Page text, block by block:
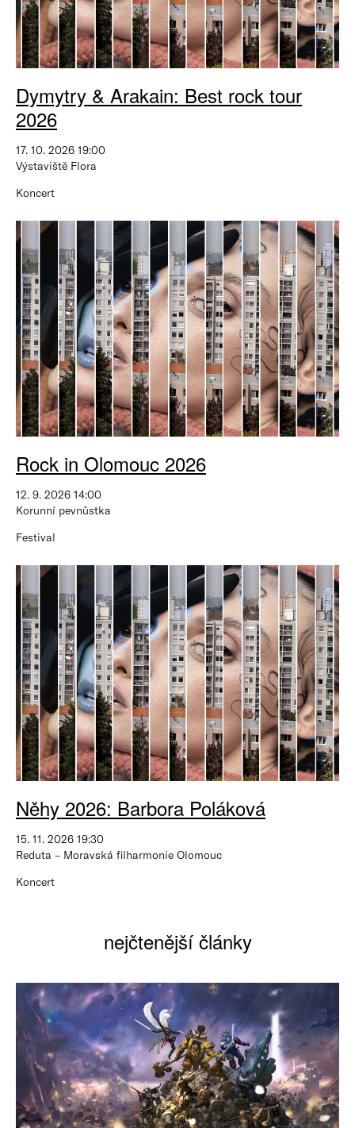
Dymytry & Arakain: Best rock tour
2026
17. 10. 2026 19:00
Výstaviště Flora
Koncert
Rock in Olomouc 2026
12. 9. 2026 14:00
Korunní pevnůstka
Festival
Něhy 2026: Barbora Poláková
15. 11. 2026 19:30
Reduta – Moravská filharmonie Olomouc
Koncert
nejčtenější články